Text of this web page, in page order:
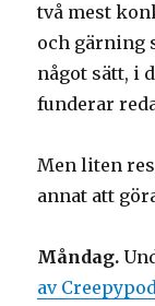
två mest
och gärning
något sätt, i
funderar
Men liten
annat att
Måndag.
av